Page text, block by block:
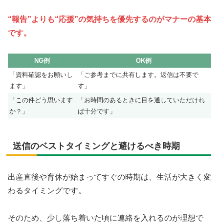
“報告”よりも“応援”の気持ちを優先するのがマナーの基本
です。
NG例
OK例
「資料確認をお願いし
ます」
「ご参考までに共有します。返信は不要で
す」
「この件どう思います
か？」
「お時間のあるときに目を通していただけれ
ば十分です」
送信のベストタイミングと避けるべき時期
出産直後や育休が始まってすぐの時期は、生活が大きく変
わるタイミングです。
そのため、少し落ち着いた頃に連絡を入れるのが理想で